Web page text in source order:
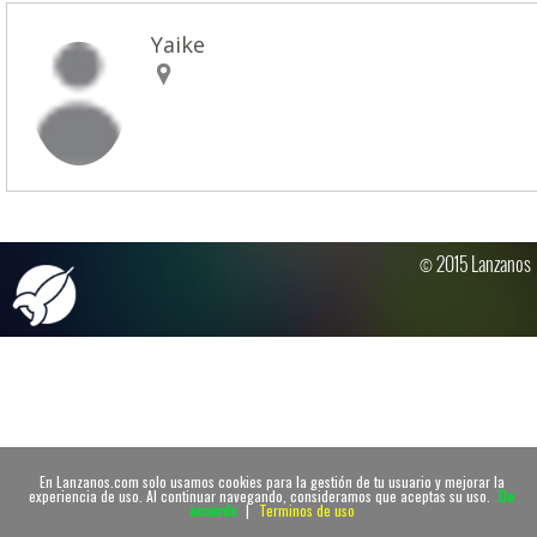
En Lanzanos.com solo usamos cookies para la gestión de tu usuario y mejorar la
experiencia de uso. Al continuar navegando, consideramos que aceptas su uso. De
acuerdo | Terminos de uso
Yaike
© 2015 Lanzanos